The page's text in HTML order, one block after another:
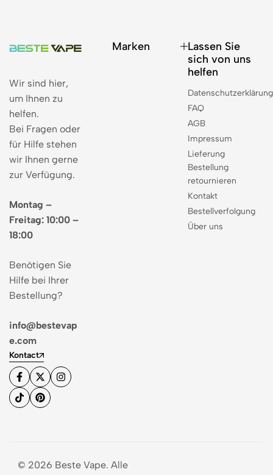
Wir sind hier,
um Ihnen zu
helfen.
Bei Fragen oder
für Hilfe stehen
wir Ihnen gerne
zur Verfügung.
Montag –
Freitag: 10:00 –
18:00
Benötigen Sie
Hilfe bei Ihrer
Bestellung?
info@bestevap
e.com
Kontact
Marken
Lassen Sie
sich von uns
helfen
Datenschutzerklärung
FAQ
AGB
Impressum
Lieferung
Bestellung
retournieren
Kontakt
Bestellverfolgung
Über uns
© 2026 Beste Vape. Alle